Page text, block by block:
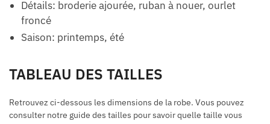
Détails: broderie ajourée, ruban à nouer, ourlet
froncé
Saison: printemps, été
TABLEAU DES TAILLES
Retrouvez ci-dessous les dimensions de la robe. Vous pouvez
consulter notre guide des tailles pour savoir quelle taille vous